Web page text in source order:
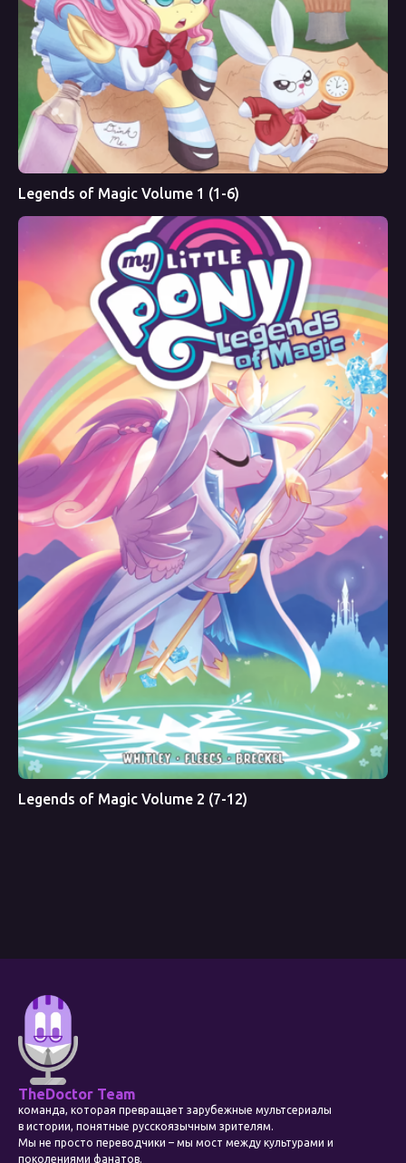
Legends of Magic Volume 1 (1-6)
Legends of Magic Volume 2 (7-12)
TheDoctor Team
команда, которая превращает зарубежные мультсериалы
в истории, понятные русскоязычным зрителям.
Мы не просто переводчики – мы мост между культурами и
поколениями фанатов.